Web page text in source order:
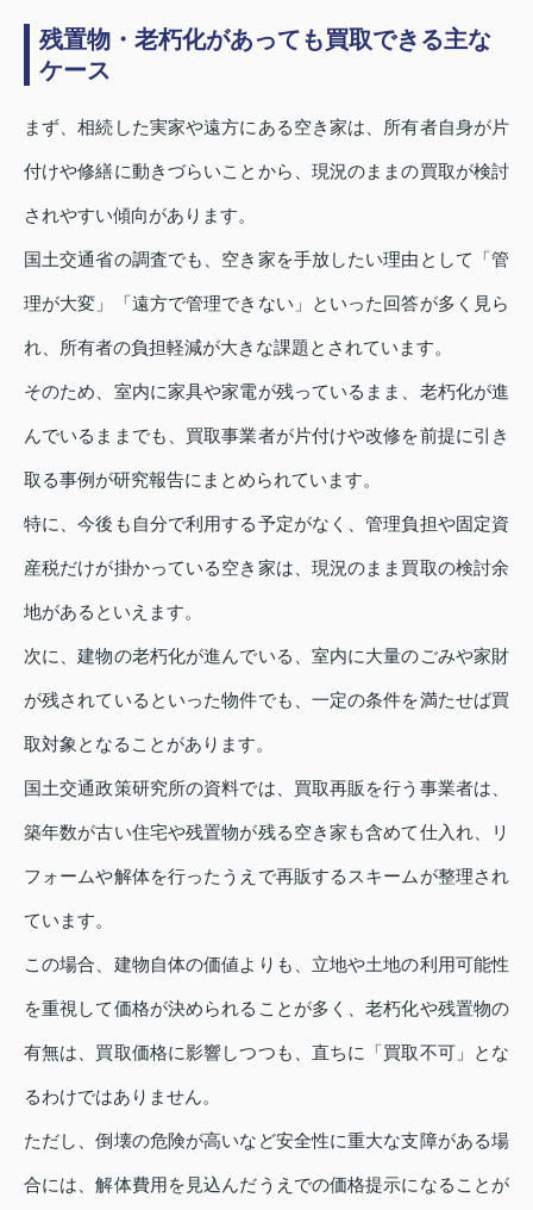
残置物・老朽化があっても買取できる主な
ケース
まず、相続した実家や遠方にある空き家は、所有者自身が片
付けや修繕に動きづらいことから、現況のままの買取が検討
されやすい傾向があります。
国土交通省の調査でも、空き家を手放したい理由として「管
理が大変」「遠方で管理できない」といった回答が多く見ら
れ、所有者の負担軽減が大きな課題とされています。
そのため、室内に家具や家電が残っているまま、老朽化が進
んでいるままでも、買取事業者が片付けや改修を前提に引き
取る事例が研究報告にまとめられています。
特に、今後も自分で利用する予定がなく、管理負担や固定資
産税だけが掛かっている空き家は、現況のまま買取の検討余
地があるといえます。
次に、建物の老朽化が進んでいる、室内に大量のごみや家財
が残されているといった物件でも、一定の条件を満たせば買
取対象となることがあります。
国土交通政策研究所の資料では、買取再販を行う事業者は、
築年数が古い住宅や残置物が残る空き家も含めて仕入れ、リ
フォームや解体を行ったうえで再販するスキームが整理され
ています。
この場合、建物自体の価値よりも、立地や土地の利用可能性
を重視して価格が決められることが多く、老朽化や残置物の
有無は、買取価格に影響しつつも、直ちに「買取不可」とな
るわけではありません。
ただし、倒壊の危険が高いなど安全性に重大な支障がある場
合には、解体費用を見込んだうえでの価格提示になることが